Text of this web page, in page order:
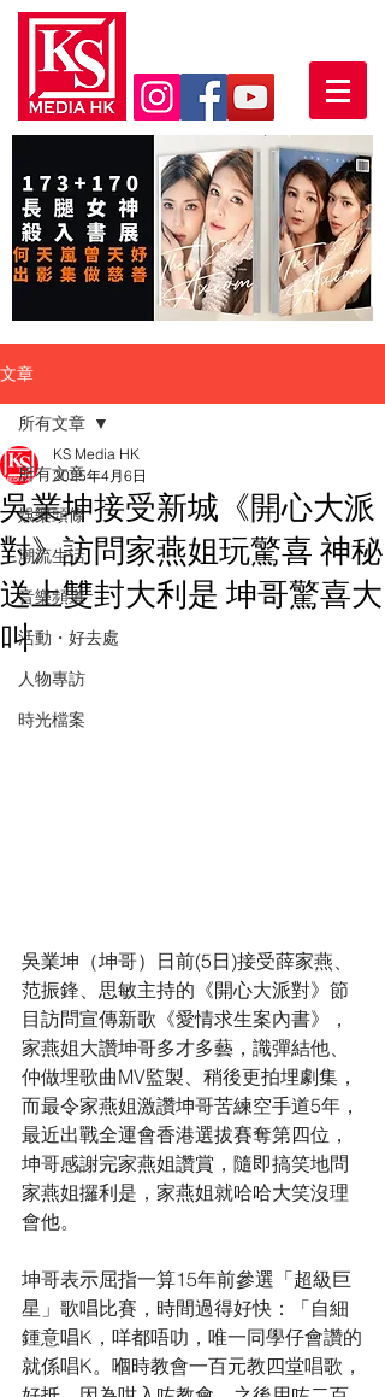
文章
所有文章
娛樂頭條
潮流生活
音樂頻道
活動・好去處
人物專訪
時光檔案
所有文章
吳業坤接受新城《開心大派
對》訪問家燕姐玩驚喜 神秘
送上雙封大利是 坤哥驚喜大
叫
KS Media HK
2025年4月6日
吳業坤（坤哥）日前(5日)接受薛家燕、
范振鋒、思敏主持的《開心大派對》節
目訪問宣傳新歌《愛情求生案內書》，
家燕姐大讚坤哥多才多藝，識彈結他、
仲做埋歌曲MV監製、稍後更拍埋劇集，
而最令家燕姐激讚坤哥苦練空手道5年，
最近出戰全運會香港選拔賽奪第四位，
坤哥感謝完家燕姐讚賞，隨即搞笑地問
家燕姐攞利是，家燕姐就哈哈大笑沒理
會他。
坤哥表示屈指一算15年前參選「超級巨
星」歌唱比賽，時間過得好快：「自細
鍾意唱K，咩都唔叻，唯一同學仔會讚的
就係唱K。嗰時教會一百元教四堂唱歌，